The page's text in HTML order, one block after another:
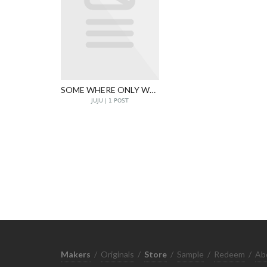
SOME WHERE ONLY WE READ
JUJU | 1 POST
Makers / Originals / Store / Sample / Redeem /